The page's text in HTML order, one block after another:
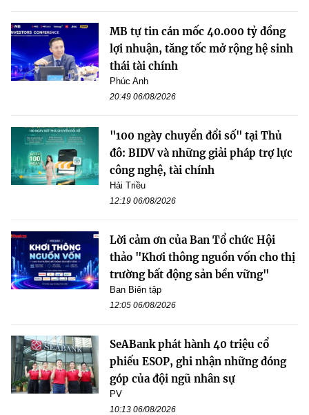
MB tự tin cán mốc 40.000 tỷ đồng
lợi nhuận, tăng tốc mở rộng hệ sinh
thái tài chính
Phúc Anh
20:49 06/08/2026
"100 ngày chuyển đổi số" tại Thủ
đô: BIDV và những giải pháp trợ lực
công nghệ, tài chính
Hải Triều
12:19 06/08/2026
Lời cảm ơn của Ban Tổ chức Hội
thảo "Khơi thông nguồn vốn cho thị
trường bất động sản bền vững"
Ban Biên tập
12:05 06/08/2026
SeABank phát hành 40 triệu cổ
phiếu ESOP, ghi nhận những đóng
góp của đội ngũ nhân sự
PV
10:13 06/08/2026